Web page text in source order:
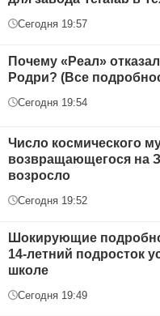
Сегодня 19:57
Почему «Реал»
Родри? (Все
Сегодня 19:54
Число космического
возвращающегося на
возросло
Сегодня 19:52
Шокирующие
14-летний подросток
школе
Сегодня 19:49